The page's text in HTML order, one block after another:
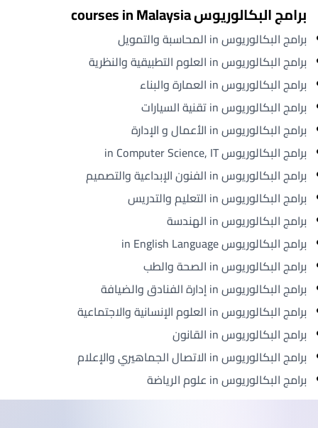
برامج البكالوريوس courses in Malaysia
برامج البكالوريوس in المحاسبة والتمويل
برامج البكالوريوس in العلوم التطبيقية والنظرية
برامج البكالوريوس in العمارة والبناء
برامج البكالوريوس in تقنية السيارات
برامج البكالوريوس in الأعمال و الإدارة
برامج البكالوريوس in Computer Science, IT
برامج البكالوريوس in الفنون الإبداعية والتصميم
برامج البكالوريوس in التعليم والتدريس
برامج البكالوريوس in الهندسة
برامج البكالوريوس in English Language
برامج البكالوريوس in الصحة والطب
برامج البكالوريوس in إدارة الفنادق والضيافة
برامج البكالوريوس in العلوم الإنسانية والاجتماعية
برامج البكالوريوس in القانون
برامج البكالوريوس in الاتصال الجماهيري والإعلام
برامج البكالوريوس in علوم الرياضة